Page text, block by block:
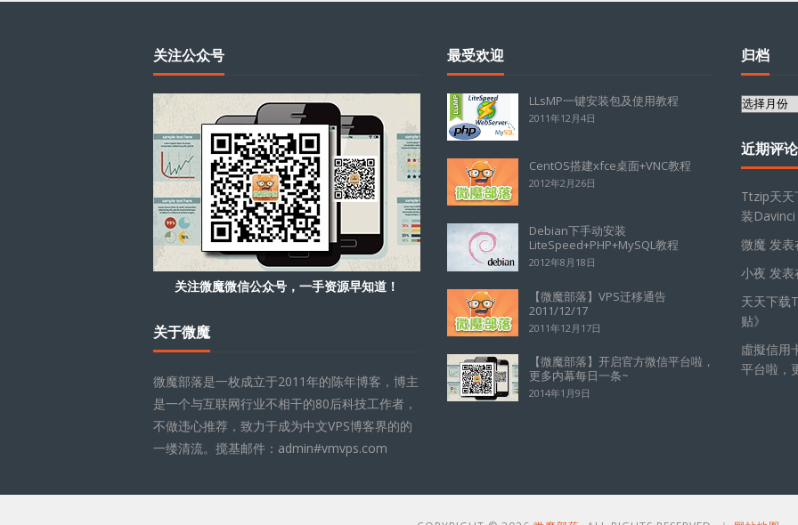
关注公众号
关注微魔微信公众号，一手资源早知道！
关于微魔
微魔部落是一枚成立于2011年的陈年博客，博主
是一个与互联网行业不相干的80后科技工作者，
不做违心推荐，致力于成为中文VPS博客界的的
一缕清流。搅基邮件：admin#vmvps.com
最受欢迎
LLsMP一键安装包及使用教程
2011年12月4日
CentOS搭建xfce桌面+VNC教程
2012年2月26日
Debian下手动安装
LiteSpeed+PHP+MySQL教程
2012年8月18日
【微魔部落】VPS迁移通告
2011/12/17
2011年12月17日
【微魔部落】开启官方微信平台啦，
更多内幕每日一条~
2014年1月9日
归档
归
近期评论
Ttzip天天
装
微魔 发表
小夜 发表
天天下载
贴》
虛擬信用
平台啦，